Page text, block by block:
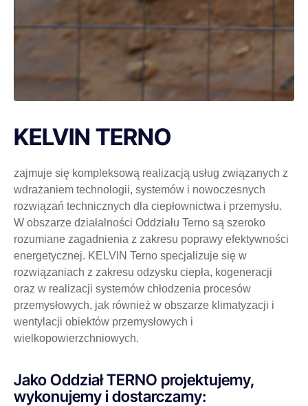
KELVIN TERNO
zajmuje się kompleksową realizacją usług związanych z
wdrażaniem technologii, systemów i nowoczesnych
rozwiązań technicznych dla ciepłownictwa i przemysłu.
W obszarze działalności Oddziału Terno są szeroko
rozumiane zagadnienia z zakresu poprawy efektywności
energetycznej. KELVIN Terno specjalizuje się w
rozwiązaniach z zakresu odzysku ciepła, kogeneracji
oraz w realizacji systemów chłodzenia procesów
przemysłowych, jak również w obszarze klimatyzacji i
wentylacji obiektów przemysłowych i
wielkopowierzchniowych.
Jako Oddział TERNO projektujemy,
wykonujemy i dostarczamy: